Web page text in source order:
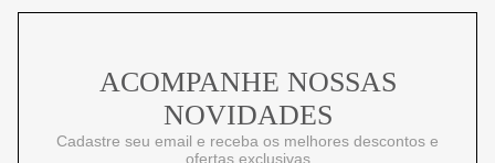
ACOMPANHE NOSSAS
NOVIDADES
Cadastre seu email e receba os melhores descontos e
ofertas exclusivas